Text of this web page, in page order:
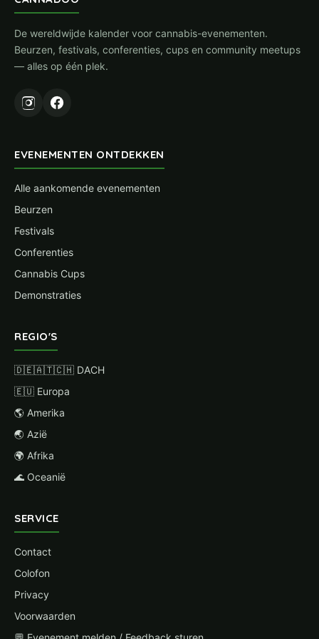
De wereldwijde kalender voor cannabis-evenementen.
Beurzen, festivals, conferenties, cups en community meetups
— alles op één plek.
EVENEMENTEN ONTDEKKEN
Alle aankomende evenementen
Beurzen
Festivals
Conferenties
Cannabis Cups
Demonstraties
REGIO'S
🇩🇪🇦🇹🇨🇭 DACH
🇪🇺 Europa
🌎 Amerika
🌏 Azië
🌍 Afrika
🌊 Oceanië
SERVICE
Contact
Colofon
Privacy
Voorwaarden